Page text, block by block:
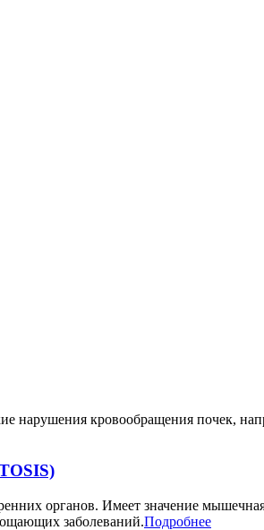
кровообращения почек,
органов. Имеет значение
заболеваний.Подробнее